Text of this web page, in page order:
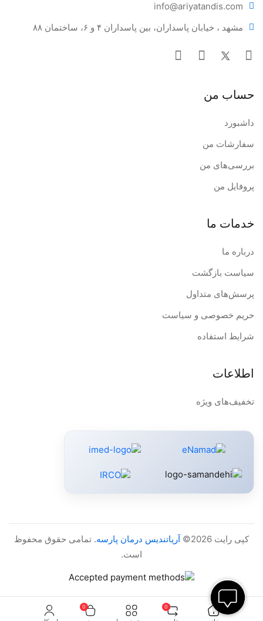
0
0
info@ariyatandis.com
مشهد ، خیابان پاسداران، بین پاسداران ۴ و ۶، ساختمان ۸۸
حساب من
داشبورد
سفارشات من
بررسی‌های من
پروفایل من
خدمات ما
درباره ما
سیاست بازگشت
پرسش‌های متداول
حریم خصوصی و سیاست
شرایط استفاده
اطلاعات
تخفیف‌های ویژه
کپی رایت 2026© آریاتندیس درمان پارسه. تمامی حقوق محفوظ
است.